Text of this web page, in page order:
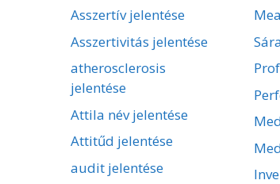
Asszertív jelentése
Asszertivitás jelentése
atherosclerosis
jelentése
Attila név jelentése
Attitűd jelentése
audit jelentése